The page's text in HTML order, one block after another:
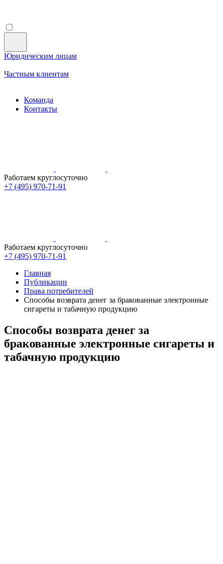
Юридическим лицам
Частным клиентам
Команда
Контакты
Работаем круглосуточно
+7 (495) 970-71-91
Работаем круглосуточно
+7 (495) 970-71-91
Главная
Публикации
Права потребителей
Способы возврата денег за бракованные электронные
сигареты и табачную продукцию
Способы возврата денег за
бракованные электронные сигареты и
табачную продукцию